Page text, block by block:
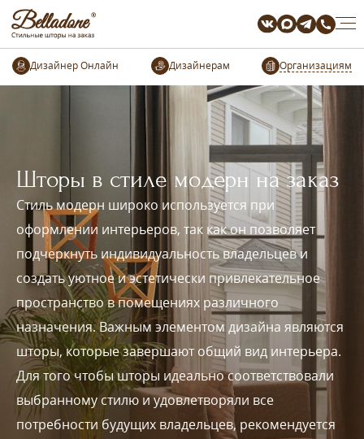
Организациям
Шторы в стиле модерн на заказ
Стиль модерн широко используется при
оформлении интерьеров, так как он позволяет
подчеркнуть индивидуальность владельцев и
создать уютное и эстетически привлекательное
пространство в помещениях различного
назначения. Важным элементом дизайна являются
шторы, которые завершают общий вид интерьера.
Для того чтобы шторы идеально соответствовали
выбранному стилю и удовлетворяли все
потребности будущих владельцев, рекомендуется